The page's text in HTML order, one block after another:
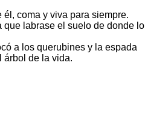
coma y viva para siempre.
labrase el suelo de donde lo
a los querubines y la espada
árbol de la vida.